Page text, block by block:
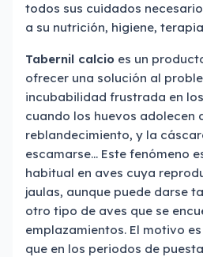
todos sus cuidados
a su nutrición, higiene,
Tabernil calcio es un
ofrecer una solución al
incubabilidad frustrada en
cuando los huevos adolecen
reblandecimiento, y la
escamarse… Este fenómeno
habitual en aves cuya
jaulas, aunque puede darse
otro tipo de aves que se
emplazamientos. El motivo
que en los periodos de